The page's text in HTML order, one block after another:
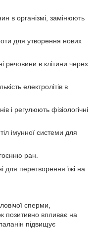
в організмі, замінюють
для утворення нових
речовини в клітини через
електролітів в
і регулюють фізіологічні
імунної системи для
ран.
для перетворення їжі на
сперми,
позитивно впливає на
підвищує